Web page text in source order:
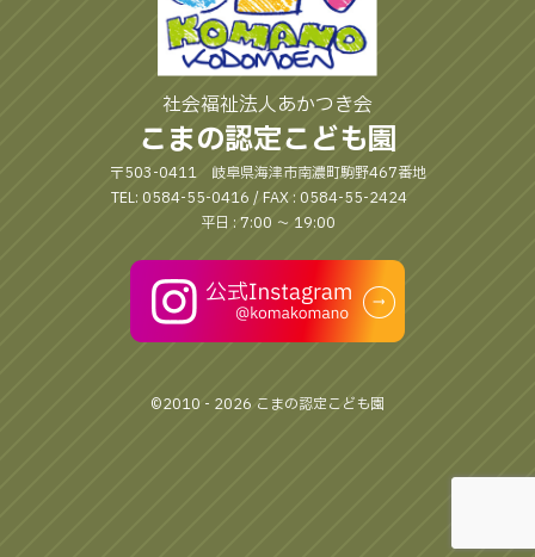
社会福祉法人あかつき会
こまの認定こども園
〒503-0411 岐阜県海津市南濃町駒野467番地
TEL: 0584-55-0416 / FAX : 0584-55-2424
平日 : 7:00 〜 19:00
©2010 - 2026 こまの認定こども園